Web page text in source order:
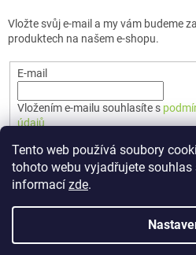
Tento web používá soubory
tohoto webu vyjadřujete
informací zde.
Vložte svůj e-mail a my vám budeme
produktech na našem e-shopu.
E-mail
Vložením e-mailu souhlasíte s
údajů
PŘIHLÁSIT SE
Vytvořil